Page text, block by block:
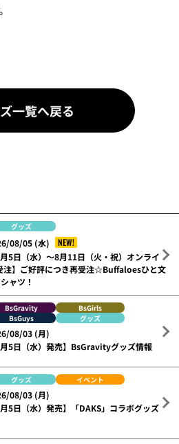
一覧へ戻る
グッズ
08/05 (水)
NEW!
月5日（水）～8月11日（火・祝）オンライ
注】ご好評につき再受注☆Buffaloesひと文
ャツ！
BsGravity
BsGirls
BsGuys
グッズ
08/03 (月)
月5日（水）発売】BsGravityグッズ情報
グッズ イベント
08/03 (月)
月5日（水）発売】「DAKS」コラボグッズ